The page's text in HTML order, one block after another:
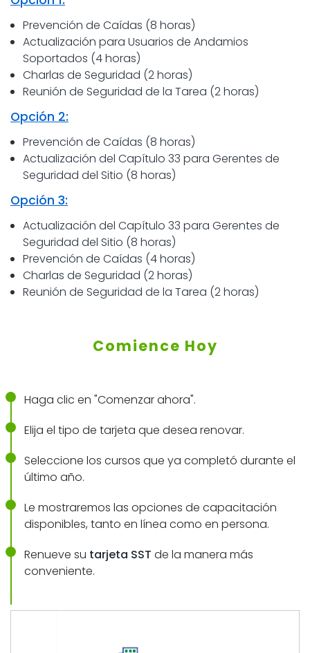
Prevención de Caídas (8 horas)
Actualización para Usuarios de Andamios
Soportados (4 horas)
Charlas de Seguridad (2 horas)
Reunión de Seguridad de la Tarea (2 horas)
Opción 2:
Prevención de Caídas (8 horas)
Actualización del Capítulo 33 para Gerentes de
Seguridad del Sitio (8 horas)
Opción 3:
Actualización del Capítulo 33 para Gerentes de
Seguridad del Sitio (8 horas)
Prevención de Caídas (4 horas)
Charlas de Seguridad (2 horas)
Reunión de Seguridad de la Tarea (2 horas)
Comience Hoy
Haga clic en "Comenzar ahora".
Elija el tipo de tarjeta que desea renovar.
Seleccione los cursos que ya completó durante el
último año.
Le mostraremos las opciones de capacitación
disponibles, tanto en línea como en persona.
Renueve su tarjeta SST de la manera más
conveniente.